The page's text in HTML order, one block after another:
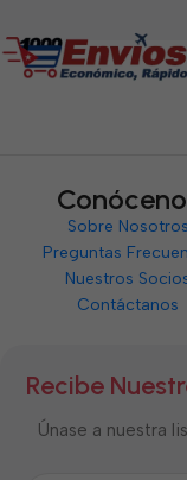
Sobre Nosotros
Preguntas
Nuestros
Contáctanos
Recibe
Únase a nuestra